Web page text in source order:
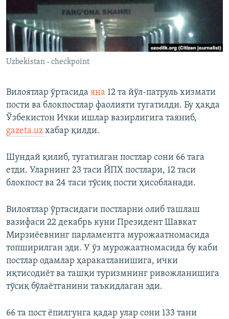
Uzbekistan - checkpoint
Вилоятлар ўртасида яна 12 та йўл-патруль хизмати
пости ва блокпостлар фаолияти тугатилди. Бу ҳақда
Ўзбекистон Ички ишлар вазирлигига таяниб,
gazeta.uz хабар қилди.
Шундай қилиб, тугатилган постлар сони 66 тага
етди. Уларнинг 23 таси ЙПХ постлари, 12 таси
блокпост ва 24 таси тўсиқ пости ҳисобланади.
Вилоятлар ўртасидаги постларни олиб ташлаш
вазифаси 22 декабрь куни Президент Шавкат
Мирзиёевнинг парламентга мурожаатномасида
топширилган эди. У ўз мурожаатномасида бу каби
постлар одамлар ҳаракатланишига, ички
иқтисодиёт ва ташқи туризмнинг ривожланишига
тўсиқ бўлаётганини таъкидлаган эди.
66 та пост ёпилгунга қадар улар сони 133 тани